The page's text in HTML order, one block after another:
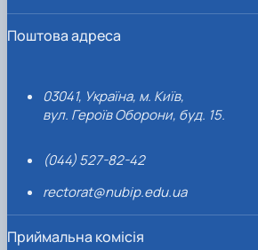
Поштова адреса
03041, Україна, м. Київ,
вул. Героїв Оборони, буд. 15.
(044) 527-82-42
rectorat@nubip.edu.ua
Приймальна комісія